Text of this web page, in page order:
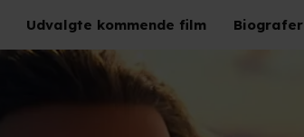
Udvalgte kommende film Biografer